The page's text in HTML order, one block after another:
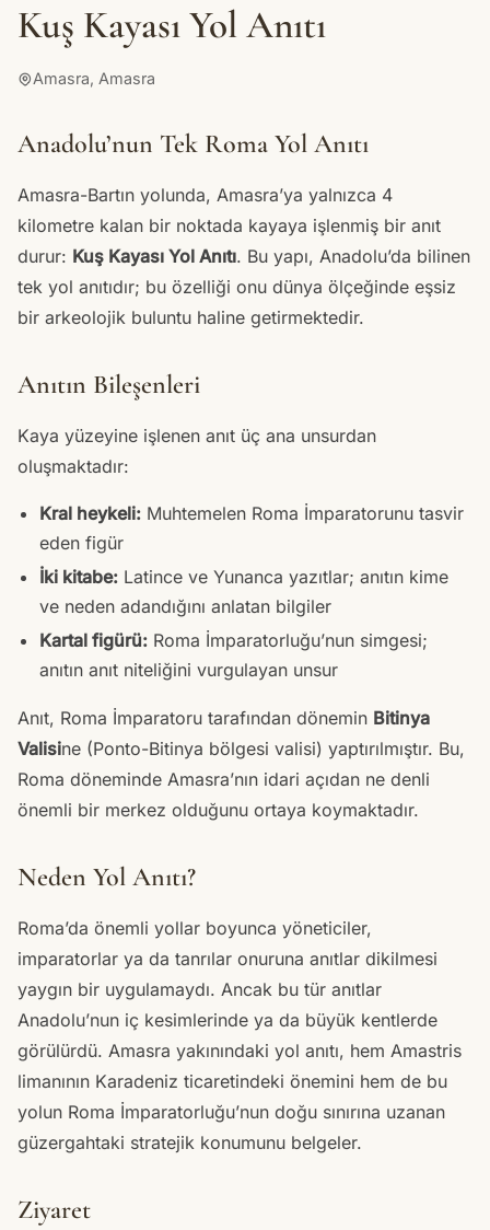
Kuş Kayası Yol Anıtı
Amasra, Amasra
Anadolu’nun Tek Roma Yol Anıtı
Amasra-Bartın yolunda, Amasra’ya yalnızca 4
kilometre kalan bir noktada kayaya işlenmiş bir anıt
durur: Kuş Kayası Yol Anıtı. Bu yapı, Anadolu’da bilinen
tek yol anıtıdır; bu özelliği onu dünya ölçeğinde eşsiz
bir arkeolojik buluntu haline getirmektedir.
Anıtın Bileşenleri
Kaya yüzeyine işlenen anıt üç ana unsurdan
oluşmaktadır:
Kral heykeli: Muhtemelen Roma İmparatorunu tasvir
eden figür
İki kitabe: Latince ve Yunanca yazıtlar; anıtın kime
ve neden adandığını anlatan bilgiler
Kartal figürü: Roma İmparatorluğu’nun simgesi;
anıtın anıt niteliğini vurgulayan unsur
Anıt, Roma İmparatoru tarafından dönemin Bitinya
Valisine (Ponto-Bitinya bölgesi valisi) yaptırılmıştır. Bu,
Roma döneminde Amasra’nın idari açıdan ne denli
önemli bir merkez olduğunu ortaya koymaktadır.
Neden Yol Anıtı?
Roma’da önemli yollar boyunca yöneticiler,
imparatorlar ya da tanrılar onuruna anıtlar dikilmesi
yaygın bir uygulamaydı. Ancak bu tür anıtlar
Anadolu’nun iç kesimlerinde ya da büyük kentlerde
görülürdü. Amasra yakınındaki yol anıtı, hem Amastris
limanının Karadeniz ticaretindeki önemini hem de bu
yolun Roma İmparatorluğu’nun doğu sınırına uzanan
güzergahtaki stratejik konumunu belgeler.
Ziyaret